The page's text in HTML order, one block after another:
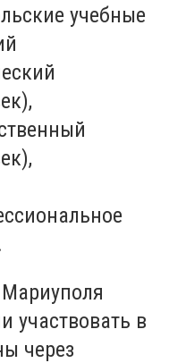
учебные
участвовать в
через